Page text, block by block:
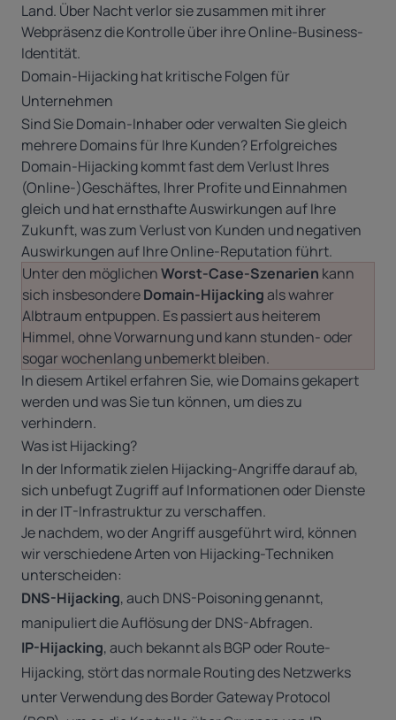
Land. Über Nacht verlor sie zusammen mit ihrer
Webpräsenz die Kontrolle über ihre Online-Business-
Identität.
Domain-Hijacking hat kritische Folgen für
Unternehmen
Sind Sie Domain-Inhaber oder verwalten Sie gleich
mehrere Domains für Ihre Kunden? Erfolgreiches
Domain-Hijacking kommt fast dem Verlust Ihres
(Online-)Geschäftes, Ihrer Profite und Einnahmen
gleich und hat ernsthafte Auswirkungen auf Ihre
Zukunft, was zum Verlust von Kunden und negativen
Auswirkungen auf Ihre Online-Reputation führt.
Unter den möglichenWorst-Case-Szenarien kann
sich insbesondereDomain-Hijackingals wahrer
Albtraum entpuppen. Es passiert aus heiterem
Himmel, ohne Vorwarnung und kann stunden- oder
sogar wochenlang unbemerkt bleiben.
In diesem Artikel erfahren Sie, wie Domains gekapert
werden und was Sie tun können, um dies zu
verhindern.
Was ist Hijacking?
In der Informatik zielen Hijacking-Angriffe darauf ab,
sich unbefugt Zugriff auf Informationen oder Dienste
in der IT-Infrastruktur zu verschaffen.
Je nachdem, wo der Angriff ausgeführt wird, können
wir verschiedene Arten von Hijacking-Techniken
unterscheiden:
DNS-Hijacking, auch DNS-Poisoning genannt,
manipuliert die Auflösung der DNS-Abfragen.
IP-Hijacking, auch bekannt als BGP oder Route-
Hijacking, stört das normale Routing des Netzwerks
unter Verwendung des Border Gateway Protocol